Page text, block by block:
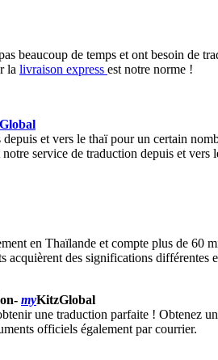
beaucoup de temps et ont besoin de
la livraison express est notre norme !
depuis et vers le thaï pour un certain
service de traduction depuis et vers
en Thaïlande et compte plus de 60
acquièrent des significations
- myKitzGlobal
une traduction parfaite ! Obtenez
officiels également par courrier.